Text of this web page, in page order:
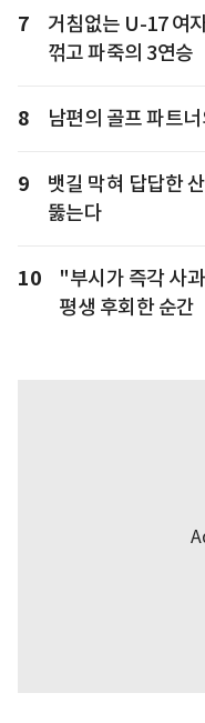
7
거침없는 U-17 여
꺾고 파죽의 3연승
8 남편의 골프 파트너
9
뱃길 막혀 답답한
뚫는다
10
"부시가 즉각 사
평생 후회한 순간